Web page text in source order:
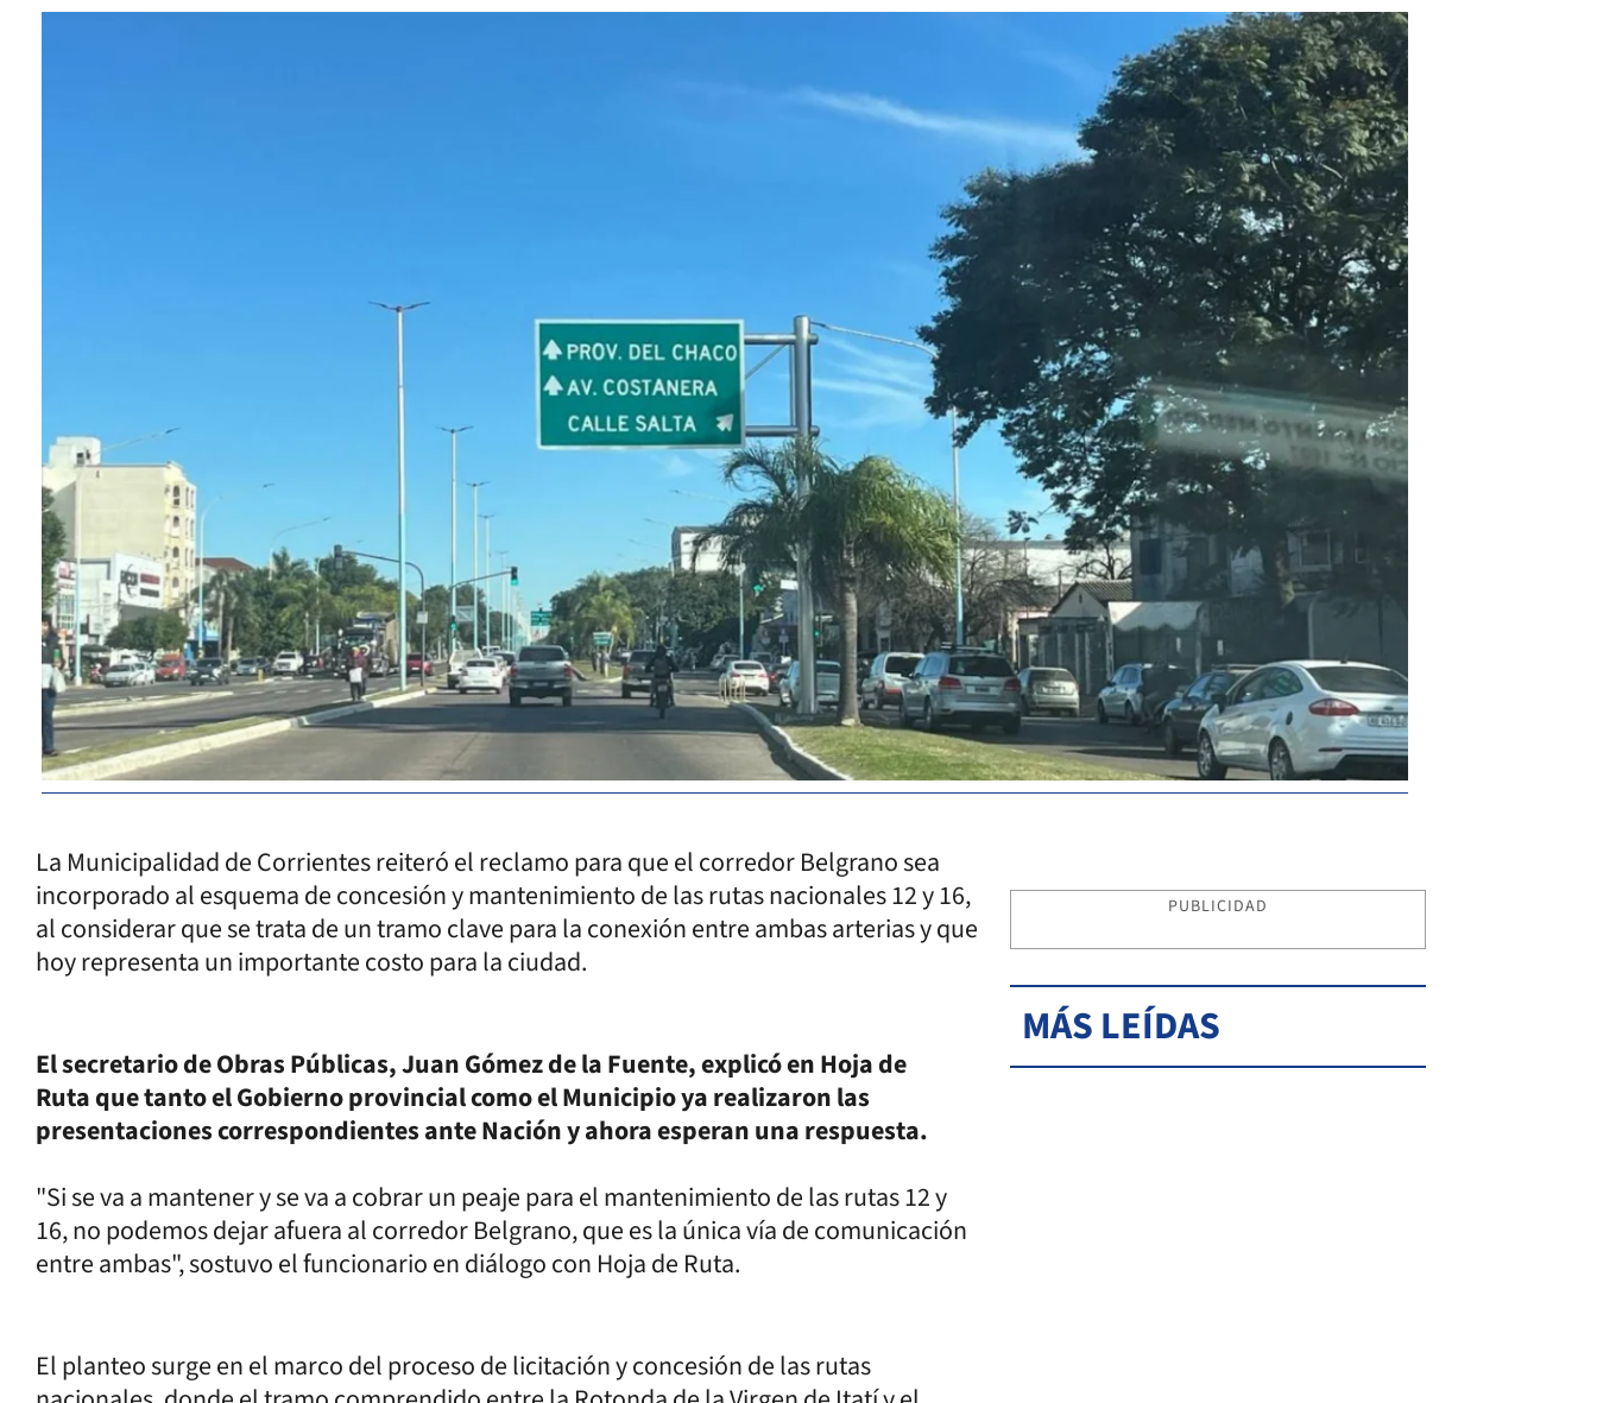
La Municipalidad de Corrientes reiteró el reclamo para que el corredor Belgrano sea
incorporado al esquema de concesión y mantenimiento de las rutas nacionales 12 y 16,
al considerar que se trata de un tramo clave para la conexión entre ambas arterias y que
hoy representa un importante costo para la ciudad.
El secretario de Obras Públicas, Juan Gómez de la Fuente, explicó en Hoja de
Ruta que tanto el Gobierno provincial como el Municipio ya realizaron las
presentaciones correspondientes ante Nación y ahora esperan una respuesta.
"Si se va a mantener y se va a cobrar un peaje para el mantenimiento de las rutas 12 y
16, no podemos dejar afuera al corredor Belgrano, que es la única vía de comunicación
entre ambas", sostuvo el funcionario en diálogo con Hoja de Ruta.
El planteo surge en el marco del proceso de licitación y concesión de las rutas
PUBLICIDAD
MÁS LEÍDAS